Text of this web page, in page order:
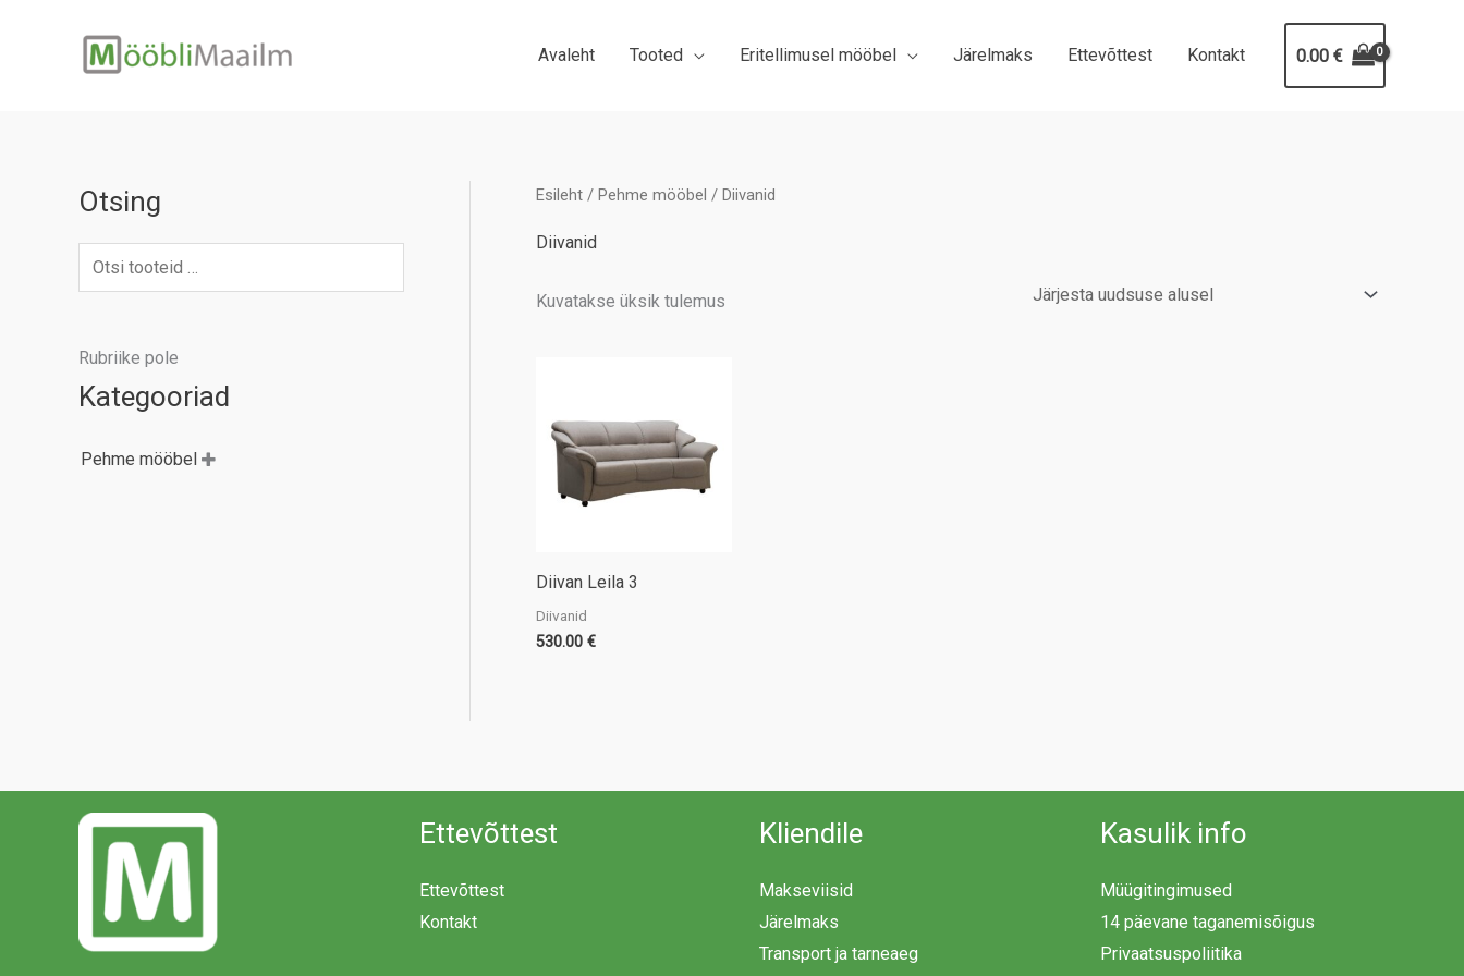
Avaleht Tooted Eritellimusel mööbel Järelmaks Ettevõttest Kontakt 0.00 €
Otsing
Rubriike pole
Kategooriad
Pehme mööbel 
Esileht / Pehme mööbel / Diivanid
Diivanid
Kuvatakse üksik tulemus
Diivan Leila 3
Diivanid
530.00 €
Ettevõttest
Ettevõttest
Kontakt
Kliendile
Makseviisid
Järelmaks
Transport ja tarneaeg
Kasulik info
Müügitingimused
14 päevane taganemisõigus
Privaatsuspoliitika